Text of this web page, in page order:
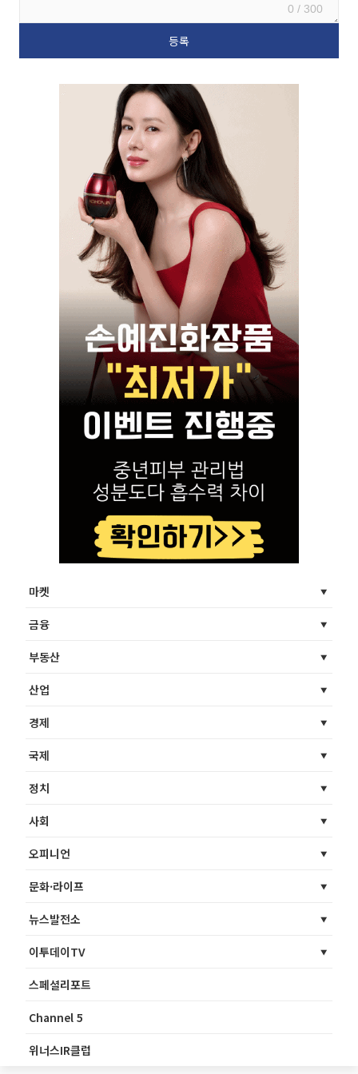
0 / 300
마켓
금융
부동산
산업
경제
국제
정치
사회
오피니언
문화·라이프
뉴스발전소
이투데이TV
스페셜리포트
Channel 5
위너스IR클럽